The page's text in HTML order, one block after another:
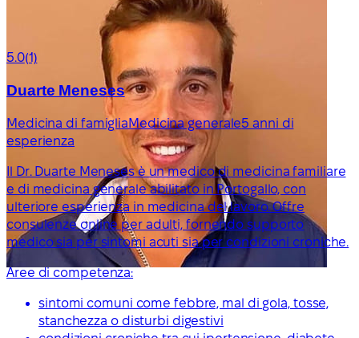
5.0(1)
Duarte Meneses
Medicina di famigliaMedicina generale5 anni di
esperienza
Il Dr. Duarte Meneses è un medico di medicina familiare
e di medicina generale abilitato in Portogallo, con
ulteriore esperienza in medicina del lavoro. Offre
consulenze online per adulti, fornendo supporto
medico sia per sintomi acuti sia per condizioni croniche.
Aree di competenza:
sintomi comuni come febbre, mal di gola, tosse,
stanchezza o disturbi digestivi